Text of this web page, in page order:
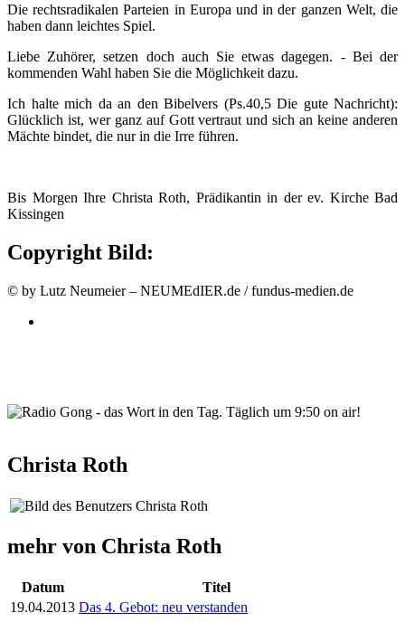
Die rechtsradikalen Parteien in Europa und in der ganzen Welt, die
haben dann leichtes Spiel.
Liebe Zuhörer, setzen doch auch Sie etwas dagegen. - Bei der
kommenden Wahl haben Sie die Möglichkeit dazu.
Ich halte mich da an den Bibelvers (Ps.40,5 Die gute Nachricht):
Glücklich ist, wer ganz auf Gott vertraut und sich an keine anderen
Mächte bindet, die nur in die Irre führen.
Bis Morgen Ihre Christa Roth, Prädikantin in der ev. Kirche Bad
Kissingen
Copyright Bild:
© by Lutz Neumeier – NEUMEdIER.de / fundus-medien.de
Christa Roth
mehr von Christa Roth
Datum
Titel
19.04.2013 Das 4. Gebot: neu verstanden